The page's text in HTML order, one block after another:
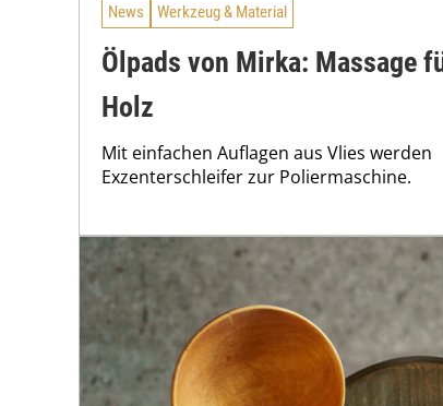
News Werkzeug & Material
Ölpads von Mirka: Massage
Holz
Mit einfachen Auflagen aus Vlies werden
Exzenterschleifer zur Poliermaschine.